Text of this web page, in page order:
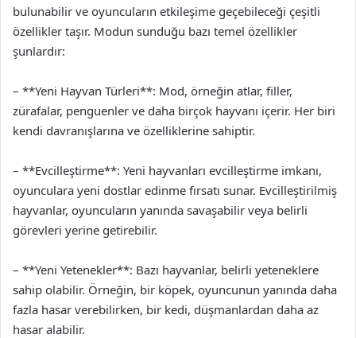
bulunabilir ve oyuncuların etkileşime geçebileceği çeşitli
özellikler taşır. Modun sunduğu bazı temel özellikler
şunlardır:
– **Yeni Hayvan Türleri**: Mod, örneğin atlar, filler,
zürafalar, penguenler ve daha birçok hayvanı içerir. Her biri
kendi davranışlarına ve özelliklerine sahiptir.
– **Evcilleştirme**: Yeni hayvanları evcilleştirme imkanı,
oyunculara yeni dostlar edinme fırsatı sunar. Evcilleştirilmiş
hayvanlar, oyuncuların yanında savaşabilir veya belirli
görevleri yerine getirebilir.
– **Yeni Yetenekler**: Bazı hayvanlar, belirli yeteneklere
sahip olabilir. Örneğin, bir köpek, oyuncunun yanında daha
fazla hasar verebilirken, bir kedi, düşmanlardan daha az
hasar alabilir.